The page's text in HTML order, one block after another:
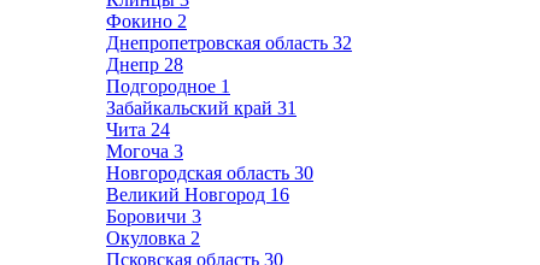
Фокино 2
Днепропетровская область 32
Днепр 28
Подгородное 1
Забайкальский край 31
Чита 24
Могоча 3
Новгородская область 30
Великий Новгород 16
Боровичи 3
Окуловка 2
Псковская область 30